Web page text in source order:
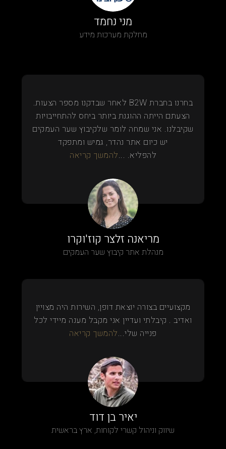
מני נחמד
מחלקת מערכות מידע
בחרנו בחברת B2W לאחר שבדקנו מספר הצעות.
הצעתם הייתה ההוגנת ביותר ביחס להתחייבויות
שקיבלנו. אני שמחה לומר שלקיבוץ שער העמקים
יש כיום אתר נהדר, גמיש ומתפקד
להפליא. ...להמשך קריאה
מריאנה זלצר קוז'וקרו
מנהלת אתר קיבוץ שער העמקים
מקצועיים בצורה יוצאת דופן, השירות היה מצויין
ואדיב . קיבלתי ועדיין אני מקבל מענה מיידי לכל
פנייה שלי...להמשך קריאה
יאיר בן דוד
שיווק וניהול קשרי לקוחות, ארץ בראשית